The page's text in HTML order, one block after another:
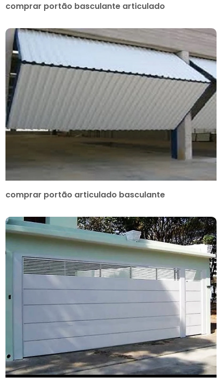
comprar portão basculante articulado
comprar portão articulado basculante